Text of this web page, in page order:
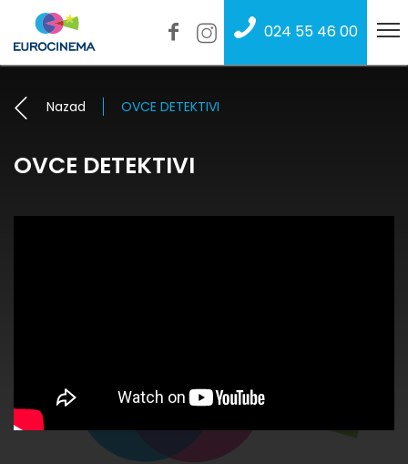
024 55 46 00
Nazad OVCE DETEKTIVI
OVCE DETEKTIVI